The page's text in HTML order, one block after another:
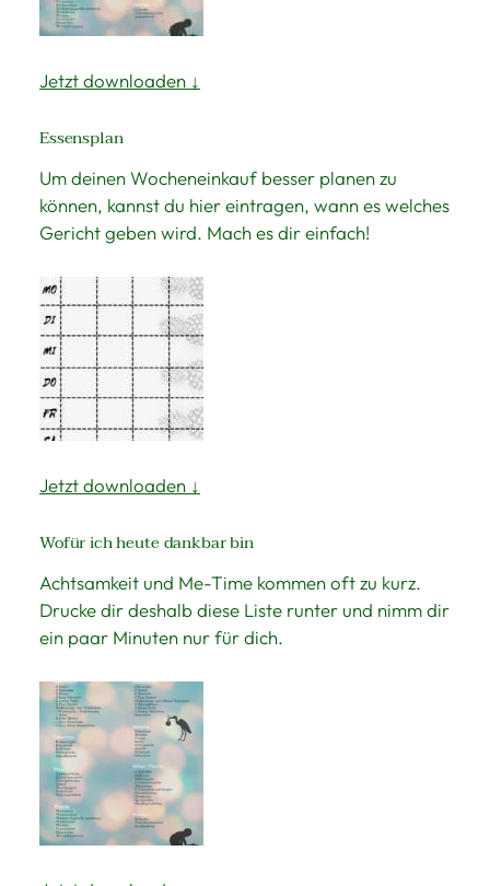
Jetzt downloaden ↓
Essensplan
Um deinen Wocheneinkauf besser planen zu
können, kannst du hier eintragen, wann es welches
Gericht geben wird. Mach es dir einfach!
Jetzt downloaden ↓
Wofür ich heute dankbar bin
Achtsamkeit und Me-Time kommen oft zu kurz.
Drucke dir deshalb diese Liste runter und nimm dir
ein paar Minuten nur für dich.